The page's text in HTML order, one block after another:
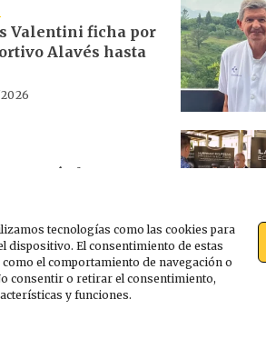
tecnologías como las cookies para
dispositivo. El consentimiento de estas
el comportamiento de navegación o
consentir o retirar el consentimiento,
y funciones.
Valentini ficha por
Alavés hasta
acogerá el mayor